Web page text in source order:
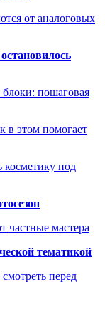
от аналоговых
пошаговая
в этом помогает
косметику под
частные мастера
тематикой
перед